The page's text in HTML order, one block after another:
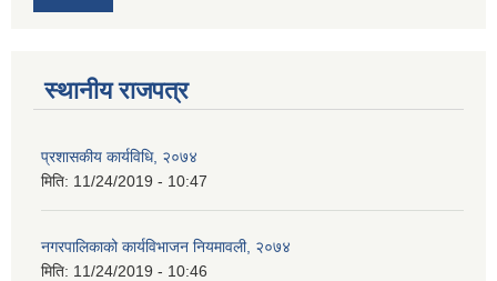
स्थानीय राजपत्र
प्रशासकीय कार्यविधि, २०७४
मिति: 11/24/2019 - 10:47
नगरपालिकाको कार्यविभाजन नियमावली, २०७४
मिति: 11/24/2019 - 10:46